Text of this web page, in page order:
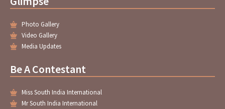
Photo Gallery
Video Gallery
Media Updates
Be A Contestant
Miss South India International
Mr South India International